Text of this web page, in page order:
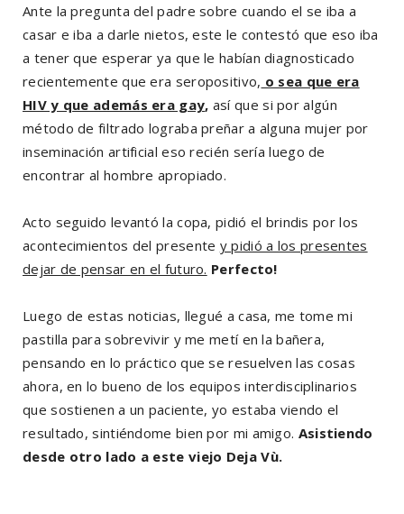
Ante la pregunta del padre sobre cuando el se iba a
casar e iba a darle nietos, este le contestó que eso iba
a tener que esperar ya que le habían diagnosticado
recientemente que era seropositivo, o sea que era
HIV y que además era gay, así que si por algún
método de filtrado lograba preñar a alguna mujer por
inseminación artificial eso recién sería luego de
encontrar al hombre apropiado.
Acto seguido levantó la copa, pidió el brindis por los
acontecimientos del presente y pidió a los presentes
dejar de pensar en el futuro. Perfecto!
Luego de estas noticias, llegué a casa, me tome mi
pastilla para sobrevivir y me metí en la bañera,
pensando en lo práctico que se resuelven las cosas
ahora, en lo bueno de los equipos interdisciplinarios
que sostienen a un paciente, yo estaba viendo el
resultado, sintiéndome bien por mi amigo. Asistiendo
desde otro lado a este viejo Deja Vù.